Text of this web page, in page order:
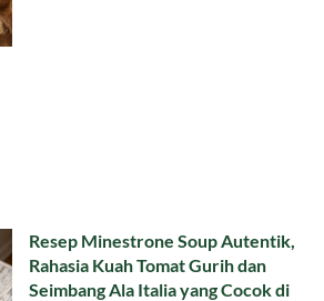
Resep Minestrone Soup Autentik,
Rahasia Kuah Tomat Gurih dan
Seimbang Ala Italia yang Cocok di